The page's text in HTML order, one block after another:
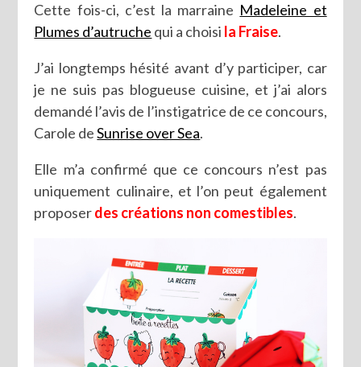
Cette fois-ci, c’est la marraine Madeleine et
Plumes d’autruche qui a choisi la Fraise.
J’ai longtemps hésité avant d’y participer, car
je ne suis pas blogueuse cuisine, et j’ai alors
demandé l’avis de l’instigatrice de ce concours,
Carole deSunrise over Sea.
Elle m’a confirmé que ce concours n’est pas
uniquement culinaire, et l’on peut également
proposerdes créations non comestibles.